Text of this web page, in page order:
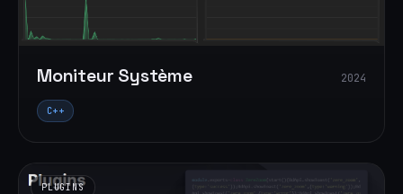
Moniteur Système 2024
C++
PLUGINS